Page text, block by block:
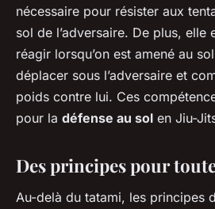
nécessaire pour résister aux
sol de l’adversaire. De plus, elle
réagir lorsqu’on est amené au
déplacer sous l’adversaire et
poids contre lui. Ces
pour la défense au sol en Jiu-
Des principes pour
Au-delà du tatami, les principes